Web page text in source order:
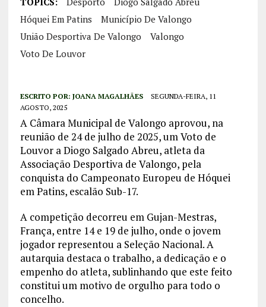
Hóquei Em Patins
Município De Valongo
União Desportiva De Valongo
Valongo
Voto De Louvor
ESCRITO POR: JOANA MAGALHÃES
SEGUNDA-FEIRA, 11
AGOSTO, 2025
A Câmara Municipal de Valongo aprovou, na
reunião de 24 de julho de 2025, um Voto de
Louvor a Diogo Salgado Abreu, atleta da
Associação Desportiva de Valongo, pela
conquista do Campeonato Europeu de Hóquei
em Patins, escalão Sub-17.
A competição decorreu em Gujan-Mestras,
França, entre 14 e 19 de julho, onde o jovem
jogador representou a Seleção Nacional. A
autarquia destaca o trabalho, a dedicação e o
empenho do atleta, sublinhando que este feito
constitui um motivo de orgulho para todo o
concelho.